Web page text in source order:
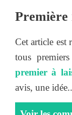
Première
Cet article est
tous
premier à
avis, une